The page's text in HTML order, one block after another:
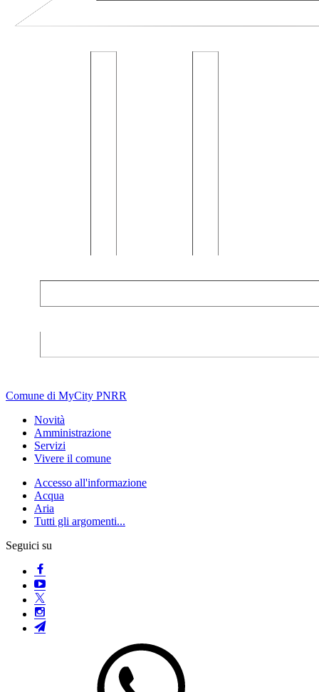
Comune di MyCity PNRR
Novità
Amministrazione
Servizi
Vivere il comune
Accesso all'informazione
Acqua
Aria
Tutti gli argomenti...
Seguici su